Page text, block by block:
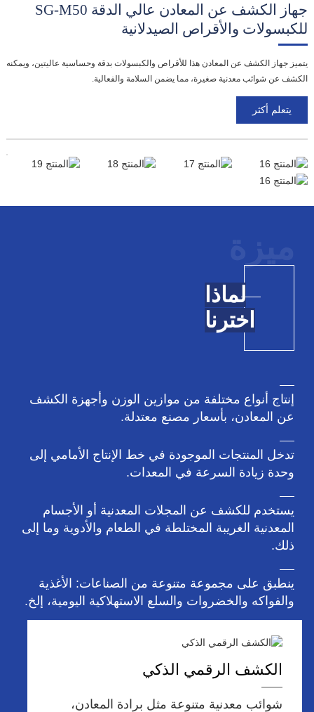
جهاز الكشف عن المعادن عالي الدقة SG-M50
للكبسولات والأقراص الصيدلانية
يتميز جهاز الكشف عن المعادن هذا للأقراص والكبسولات بدقة وحساسية عاليتين، ويمكنه
الكشف عن شوائب معدنية صغيرة، مما يضمن السلامة والفعالية.
يتعلم أكثر
لماذا
اخترنا
إنتاج أنواع مختلفة من موازين الوزن وأجهزة الكشف
عن المعادن، بأسعار مصنع معتدلة.
تدخل المنتجات الموجودة في خط الإنتاج الأمامي إلى
وحدة زيادة السرعة في المعدات.
يستخدم للكشف عن المجلات المعدنية أو الأجسام
المعدنية الغريبة المختلطة في الطعام والأدوية وما إلى
ذلك.
ينطبق على مجموعة متنوعة من الصناعات: الأغذية
والفواكه والخضروات والسلع الاستهلاكية اليومية، إلخ.
الكشف الرقمي الذكي
شوائب معدنية متنوعة مثل برادة المعادن،